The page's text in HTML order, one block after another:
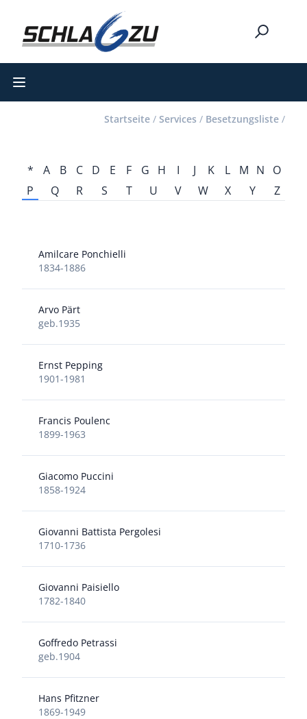
Open main menu
Startseite / Services / Besetzungsliste /
* A B C D E F G H I J K L M N
O
P
Q R S T U V W X Y Z
Amilcare Ponchielli
1834-1886
Arvo Pärt
geb.1935
Ernst Pepping
1901-1981
Francis Poulenc
1899-1963
Giacomo Puccini
1858-1924
Giovanni Battista Pergolesi
1710-1736
Giovanni Paisiello
1782-1840
Goffredo Petrassi
geb.1904
Hans Pfitzner
1869-1949